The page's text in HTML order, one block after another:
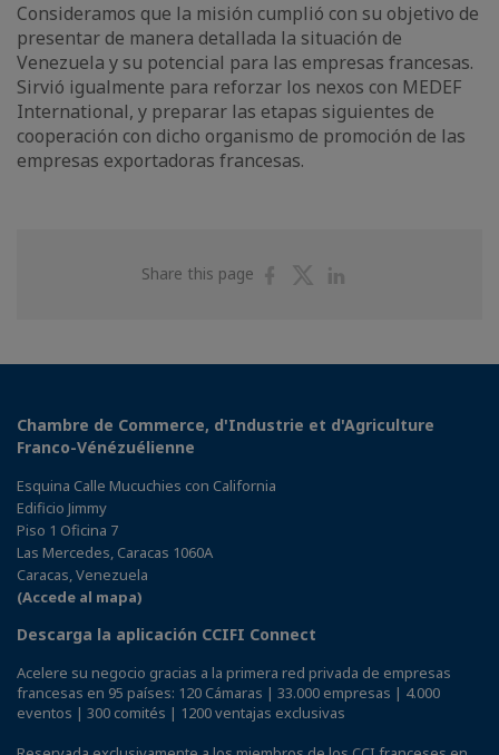
Consideramos que la misión cumplió con su objetivo de
presentar de manera detallada la situación de
Venezuela y su potencial para las empresas francesas.
Sirvió igualmente para reforzar los nexos con MEDEF
International, y preparar las etapas siguientes de
cooperación con dicho organismo de promoción de las
empresas exportadoras francesas.
Share this page
ShareShare
Chambre de Commerce, d'Industrie et d'Agriculture
Franco-Vénézuélienne
Esquina Calle Mucuchies con California
Edificio Jimmy
Piso 1 Oficina 7
Las Mercedes, Caracas 1060A
Caracas, Venezuela
(Accede al mapa)
Descarga la aplicación CCIFI Connect
Acelere su negocio gracias a la primera red privada de empresas
francesas en 95 países: 120 Cámaras | 33.000 empresas | 4.000
eventos | 300 comités | 1200 ventajas exclusivas